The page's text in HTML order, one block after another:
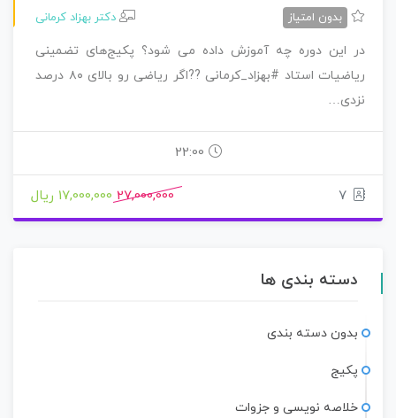
بدون امتیاز دکتر بهزاد کرمانی
در این دوره چه آموزش داده می شود؟ پکیج‌های تضمینی
ریاضیات استاد #بهزاد_کرمانی ??اگر ریاضی رو بالای ۸۰ درصد
نزدی…
22:00
7
27,000,000 17,000,000 ریال
دسته بندی ها
بدون دسته بندی
پکیج
خلاصه نویسی و جزوات